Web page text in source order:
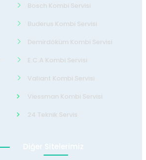
Bosch Kombi Servisi
Buderus Kombi Servisi
Demirdöküm Kombi Servisi
E.C.A Kombi Servisi
Valiant Kombi Servisi
Viessman Kombi Servisi
24 Teknik Servis
Diğer Sitelerimiz